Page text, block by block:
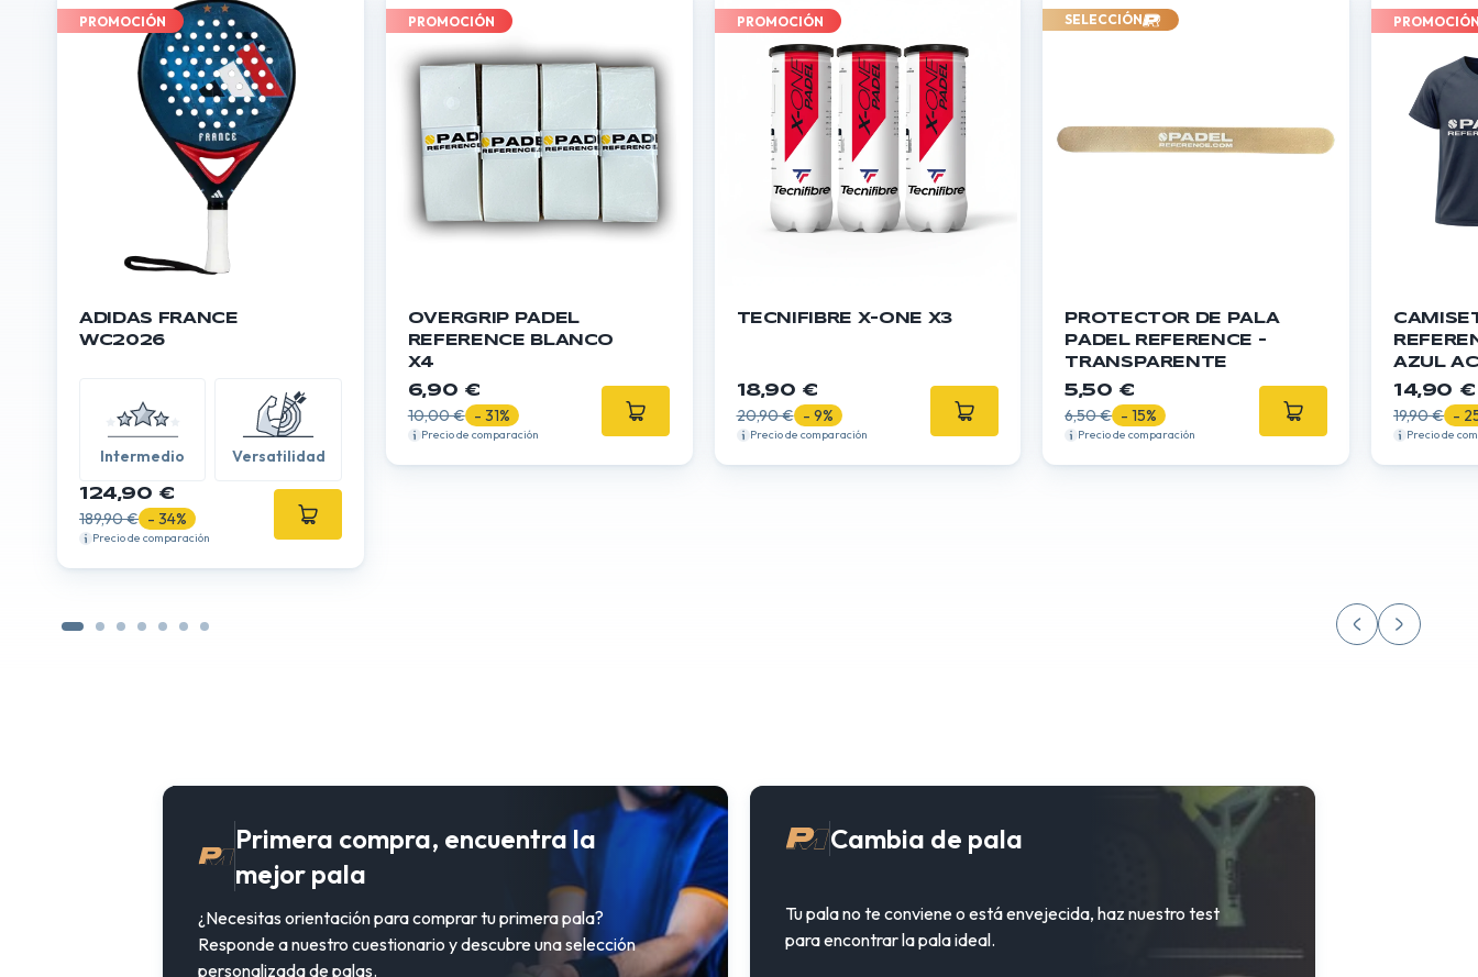
PROMOCIÓN
ADIDAS FRANCE
WC2026
Intermedio Versatilidad
124,90 €
189,90 € - 34%
Precio de comparación
PROMOCIÓN
OVERGRIP PADEL
REFERENCE BLANCO
X4
6,90 €
10,00 € - 31%
Precio de comparación
PROMOCIÓN
TECNIFIBRE X-ONE X3
18,90 €
20,90 € - 9%
Precio de comparación
SELECCIÓN
PROTECTOR DE PALA
PADEL REFERENCE -
TRANSPARENTE
5,50 €
6,50 € - 15%
Precio de comparación
AZUL
14,90 €
19,90 € -
Precio de
Primera compra, encuentra la
mejor pala
¿Necesitas orientación para comprar tu primera pala?
Responde a nuestro cuestionario y descubre una selección
personalizada de palas.
Cambia de pala
Tu pala no te conviene o está envejecida, haz nuestro test
para encontrar la pala ideal.